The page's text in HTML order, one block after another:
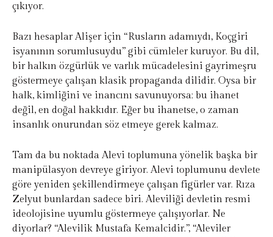
çıkıyor.
Bazı hesaplar Alişer için “Rusların adamıydı, Koçgiri
isyanının sorumlusuydu” gibi cümleler kuruyor. Bu dil,
bir halkın özgürlük ve varlık mücadelesini gayrimeşru
göstermeye çalışan klasik propaganda dilidir. Oysa bir
halk, kimliğini ve inancını savunuyorsa; bu ihanet
değil, en doğal hakkıdır. Eğer bu ihanetse, o zaman
insanlık onurundan söz etmeye gerek kalmaz.
Tam da bu noktada Alevi toplumuna yönelik başka bir
manipülasyon devreye giriyor. Alevi toplumunu devlete
göre yeniden şekillendirmeye çalışan figürler var. Rıza
Zelyut bunlardan sadece biri. Aleviliği devletin resmi
ideolojisine uyumlu göstermeye çalışıyorlar. Ne
diyorlar? “Alevilik Mustafa Kemalcidir.”, “Aleviler